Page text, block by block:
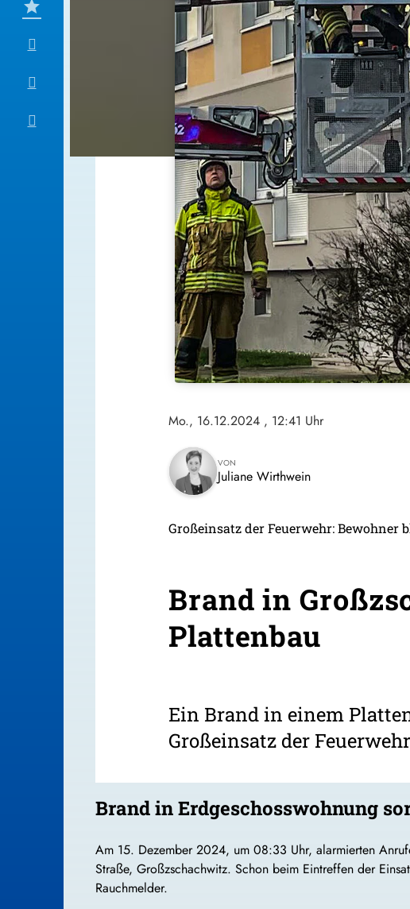
Mo., 16.12.2024 , 12:41 Uhr
VON
Juliane Wirthwein
Großeinsatz der Feuerwehr: Bewohner
Brand in
Plattenbau
Ein Brand in einem
Großeinsatz der
Brand in Erdgeschosswohnung
Am 15. Dezember 2024, um 08:33 Uhr, alarmierten
Straße, Großzschachwitz. Schon beim Eintreffen der
Rauchmelder.